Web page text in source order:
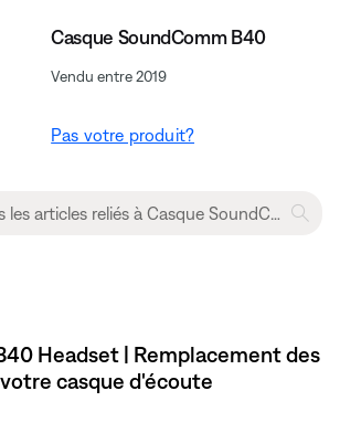
Casque SoundComm B40
Vendu entre 2019
Pas votre produit?
Headset | Remplacement des
casque d'écoute